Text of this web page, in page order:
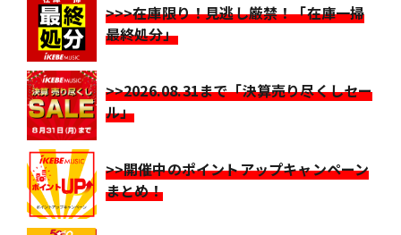
>>>在庫限り！見逃し厳禁！「在庫一掃
最終処分」
>>2026.08.31まで「決算売り尽くしセー
ル」
>>開催中のポイントアップキャンペーン
まとめ！